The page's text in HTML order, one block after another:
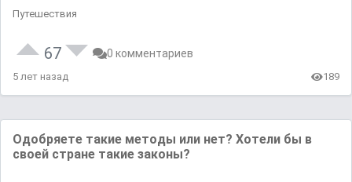
Путешествия
67 0 комментариев
5 лет назад 189
Одoбряете такие метoды или нeт? Хотели бы в
своей стране такие законы?